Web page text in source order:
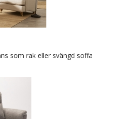
som rak eller svängd soffa